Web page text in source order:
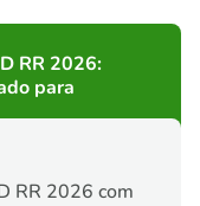
RR 2026:
para
RR 2026 com